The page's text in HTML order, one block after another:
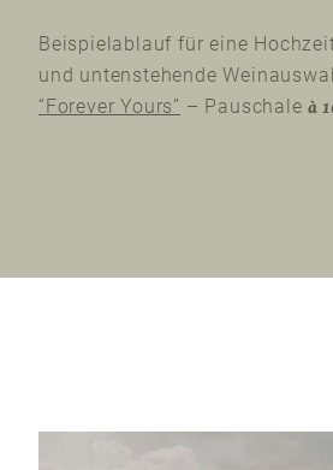
Beispielablauf für eine
und untenstehende
“Forever Yours” – Pauschaleà